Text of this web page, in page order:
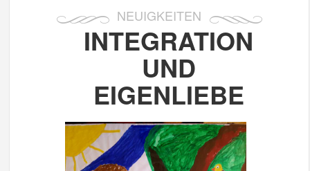
NEUIGKEITEN
INTEGRATION
UND
EIGENLIEBE